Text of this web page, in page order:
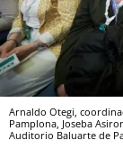
Arnaldo Otegi,
Pamplona, Joseba
Auditorio Baluarte de